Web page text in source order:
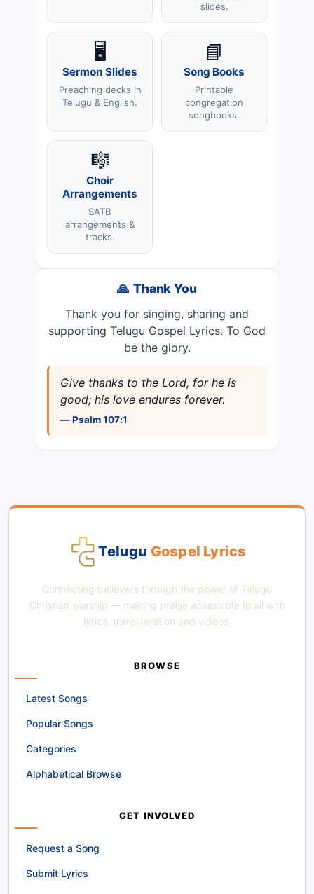
slides.
🖥️
Sermon Slides
Preaching decks in
Telugu & English.
📘
Song Books
Printable
congregation
songbooks.
🎼
Choir
Arrangements
SATB
arrangements &
tracks.
🙏 Thank You
Thank you for singing, sharing and
supporting Telugu Gospel Lyrics. To God
be the glory.
Give thanks to the Lord, for he is
good; his love endures forever.
— Psalm 107:1
Telugu Gospel Lyrics
Connecting believers through the power of Telugu
Christian worship — making praise accessible to all with
lyrics, transliteration and videos.
BROWSE
Latest Songs
Popular Songs
Categories
Alphabetical Browse
GET INVOLVED
Request a Song
Submit Lyrics